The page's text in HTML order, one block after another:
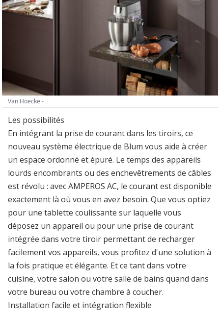
Van Hoecke -
Les possibilités
En intégrant la prise de courant dans les tiroirs, ce
nouveau système électrique de Blum vous aide à créer
un espace ordonné et épuré. Le temps des appareils
lourds encombrants ou des enchevêtrements de câbles
est révolu : avec AMPEROS AC, le courant est disponible
exactement là où vous en avez besoin. Que vous optiez
pour une tablette coulissante sur laquelle vous
déposez un appareil ou pour une prise de courant
intégrée dans votre tiroir permettant de recharger
facilement vos appareils, vous profitez d'une solution à
la fois pratique et élégante. Et ce tant dans votre
cuisine, votre salon ou votre salle de bains quand dans
votre bureau ou votre chambre à coucher.
Installation facile et intégration flexible